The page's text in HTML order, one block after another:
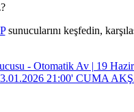
sunucularını keşfedin,
- Otomatik Av | 19
21:00' CUMA